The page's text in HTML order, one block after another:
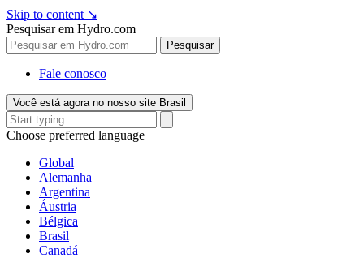
Skip to content ↘
Pesquisar em Hydro.com
Pesquisar
Fale conosco
Você está agora no nosso site Brasil
Choose preferred language
Global
Alemanha
Argentina
Áustria
Bélgica
Brasil
Canadá